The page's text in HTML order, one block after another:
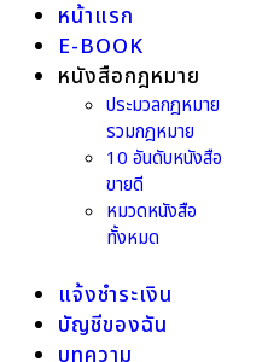
หน้าแรก
E-BOOK
หนังสือกฎหมาย
ประมวลกฎหมาย
รวมกฎหมาย
10 อันดับหนังสือ
ขายดี
หมวดหนังสือ
ทั้งหมด
แจ้งชำระเงิน
บัญชีของฉัน
บทความ